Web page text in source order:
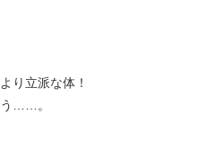
り立派な体！
う……。